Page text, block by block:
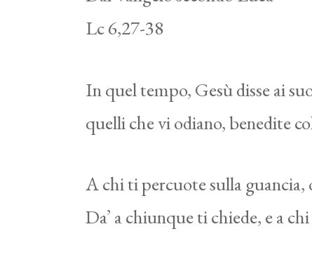
Lc 6,27-38
In quel tempo, Gesù disse ai
quelli che vi odiano, benedite
A chi ti percuote sulla guancia,
Da’ a chiunque ti chiede, e a